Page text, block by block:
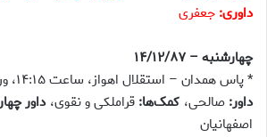
داوری: جعفری
چهارشنبه – ۱۴/۱۲/۸۷
* پاس همدان – استقلال اهواز، ساعت ۱۴:۱۵، ورزشگاه قدس همدان
داور: صالحی، کمک‌ها: قراملکی و نقوی،داور
اصفهانیان